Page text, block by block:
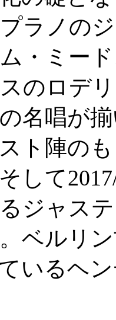
ラノの
・ミー
のロデ
名唱が
ト陣のも
して
ジャス
ベルリ
いるヘ